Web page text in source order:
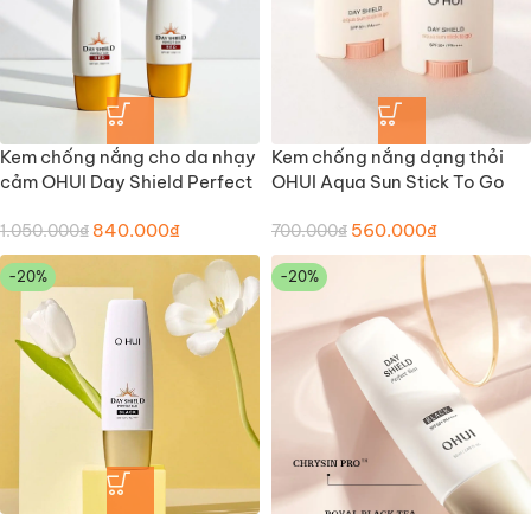
Kem chống nắng cho da nhạy
cảm OHUI Day Shield Perfect
1.050.000₫ 840.000₫
Kem chống nắng dạng thỏi
OHUI Aqua Sun Stick To Go
700.000₫ 560.000₫
-20% -20%